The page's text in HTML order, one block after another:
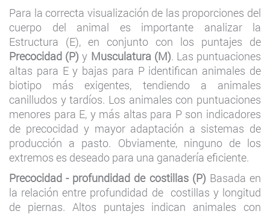
Para la correcta visualización de las proporciones del
cuerpo del animal es importante analizar la
Estructura (E), en conjunto con los puntajes de
Precocidad (P) y Musculatura (M). Las puntuaciones
altas para E y bajas para P identifican animales de
biotipo más exigentes, tendiendo a animales
canilludos y tardíos. Los animales con puntuaciones
menores para E, y más altas para P son indicadores
de precocidad y mayor adaptación a sistemas de
producción a pasto. Obviamente, ninguno de los
extremos es deseado para una ganadería eficiente.
Precocidad - profundidad de costillas (P) Basada en
la relación entre profundidad de costillas y longitud
de piernas. Altos puntajes indican animales con